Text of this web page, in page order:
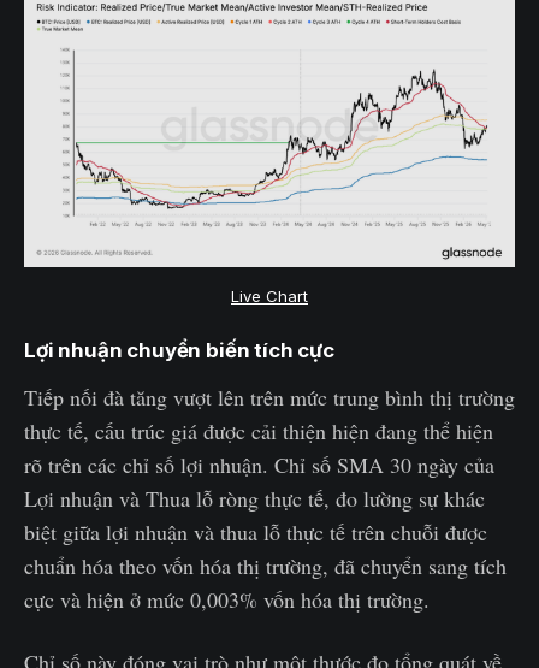
Live Chart
Lợi nhuận chuyển biến tích cực
Tiếp nối đà tăng vượt lên trên mức trung bình thị trường
thực tế, cấu trúc giá được cải thiện hiện đang thể hiện
rõ trên các chỉ số lợi nhuận. Chỉ số SMA 30 ngày của
Lợi nhuận và Thua lỗ ròng thực tế, đo lường sự khác
biệt giữa lợi nhuận và thua lỗ thực tế trên chuỗi được
chuẩn hóa theo vốn hóa thị trường, đã chuyển sang tích
cực và hiện ở mức 0,003% vốn hóa thị trường.
Chỉ số này đóng vai trò như một thước đo tổng quát về